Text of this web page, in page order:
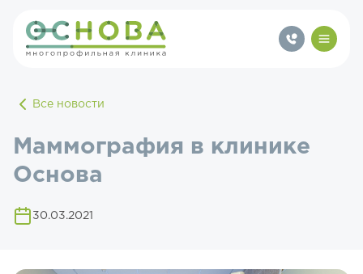
Все новости
Маммография в клинике
Основа
30.03.2021